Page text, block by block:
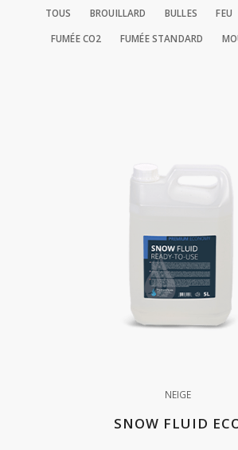
TOUS BROUILLARD BULLES FEU
FUMÉE CO2 FUMÉE STANDARD
NEIGE
SNOW FLUID